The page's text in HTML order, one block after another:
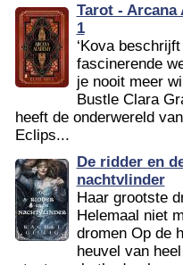
Tarot - Arcana
1
‘Kova beschrijft
fascinerende
je nooit meer
Bustle Clara
heeft de onderwereld
Eclips...
De ridder en
nachtvlinder
Haar grootste
Helemaal niet
dromen Op de
heuvel van